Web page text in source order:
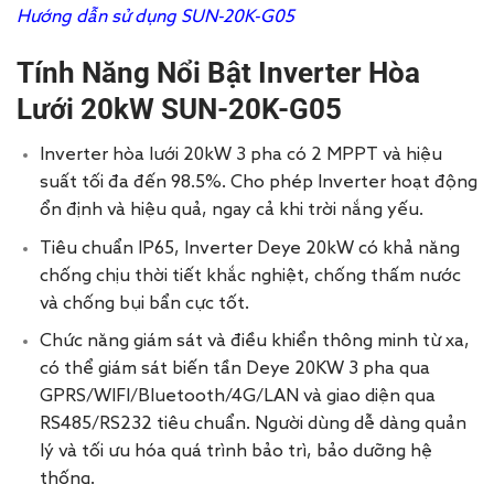
Hướng dẫn sử dụng SUN-20K-G05
Tính Năng Nổi Bật Inverter Hòa
Lưới 20kW SUN-20K-G05
Inverter hòa lưới 20kW 3 pha có 2 MPPT và hiệu
suất tối đa đến 98.5%. Cho phép Inverter hoạt động
ổn định và hiệu quả, ngay cả khi trời nắng yếu.
Tiêu chuẩn IP65, Inverter Deye 20kW có khả năng
chống chịu thời tiết khắc nghiệt, chống thấm nước
và chống bụi bẩn cực tốt.
Chức năng giám sát và điều khiển thông minh từ xa,
có thể giám sát biến tần Deye 20KW 3 pha qua
GPRS/WIFI/Bluetooth/4G/LAN và giao diện qua
RS485/RS232 tiêu chuẩn. Người dùng dễ dàng quản
lý và tối ưu hóa quá trình bảo trì, bảo dưỡng hệ
thống.